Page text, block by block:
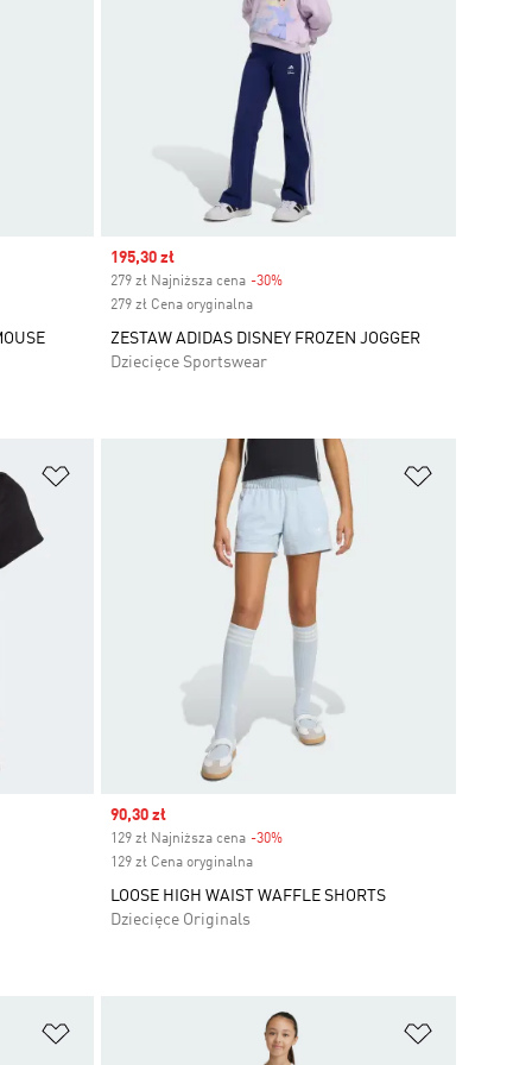
Sale price
195,30 zł
279 zł Najniższa cena -30%Discount
279 zł Cena oryginalna
ZESTAW ADIDAS DISNEY FROZEN JOGGER
Dziecięce Sportswear
Dodaj do listy życzeń
Sale price
90,30 zł
129 zł Najniższa cena -30%Discount
129 zł Cena oryginalna
LOOSE HIGH WAIST WAFFLE SHORTS
Dziecięce Originals